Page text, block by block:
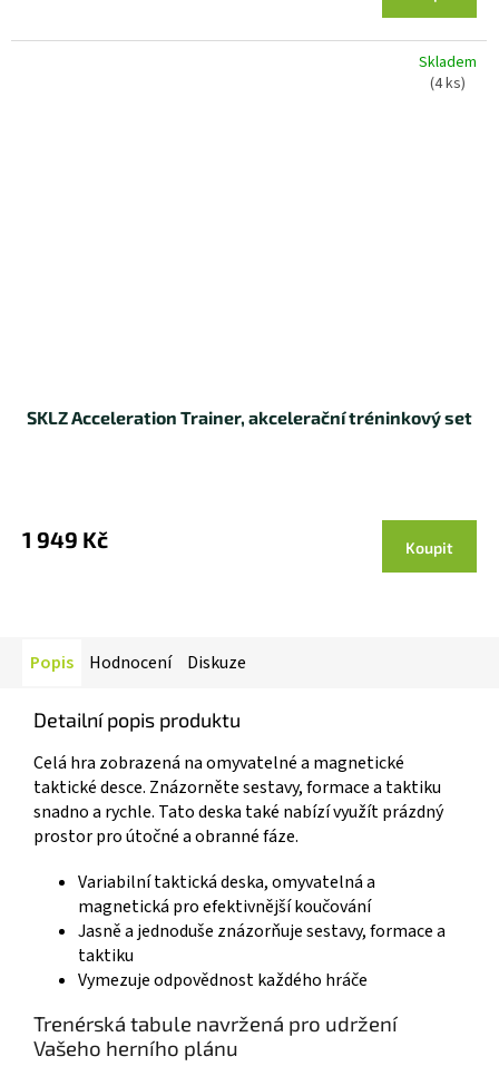
Skladem
(4 ks)
SKLZ Acceleration Trainer, akcelerační tréninkový set
1 949 Kč Koupit
Popis Hodnocení Diskuze
Detailní popis produktu
Celá hra zobrazená na omyvatelné a magnetické
taktické desce. Znázorněte sestavy, formace a taktiku
snadno a rychle. Tato deska také nabízí využít prázdný
prostor pro útočné a obranné fáze.
Variabilní taktická deska, omyvatelná a
magnetická pro efektivnější koučování
Jasně a jednoduše znázorňuje sestavy, formace a
taktiku
Vymezuje odpovědnost každého hráče
Trenérská tabule navržená pro udržení
Vašeho herního plánu